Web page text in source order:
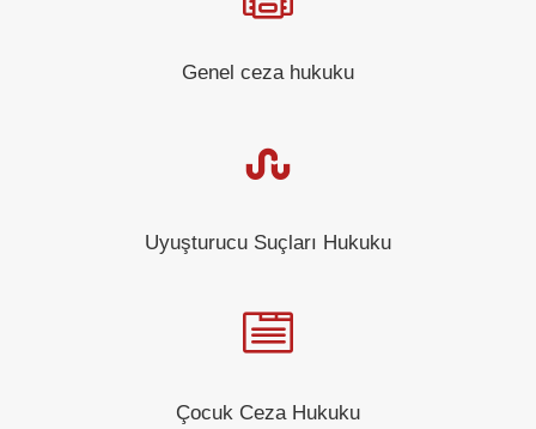
Genel ceza hukuku

Uyuşturucu Suçları Hukuku

Çocuk Ceza Hukuku